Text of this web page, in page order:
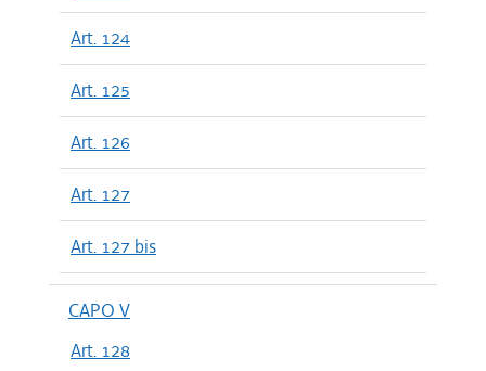
Art. 124
Art. 125
Art. 126
Art. 127
Art. 127 bis
CAPO V
Art. 128